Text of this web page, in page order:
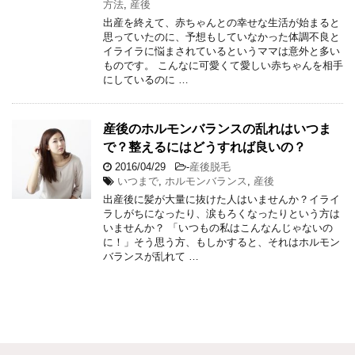
方法 産後
出産を終えて、赤ちゃんとの幸せな生活が始まると
思っていたのに、予想もしていなかった体調不良と
イライラに悩まされているというママは意外と多い
ものです。 こんなに可愛くて愛しい赤ちゃんを相手
にしているのに …
産後のホルモンバランスの乱れはいつま
で？整えるにはどうすれば良いの？
2016/04/29 -産後脱毛
いつまで ホルモンバランス
産後
出産後に髪が大量に抜けた人はいませんか？イライ
ラしがちになったり、涙もろくなったりという方は
いませんか？ 「いつもの私はこんなんじゃないの
に！」そう思う方、もしかすると、それはホルモン
バランスが乱れて …